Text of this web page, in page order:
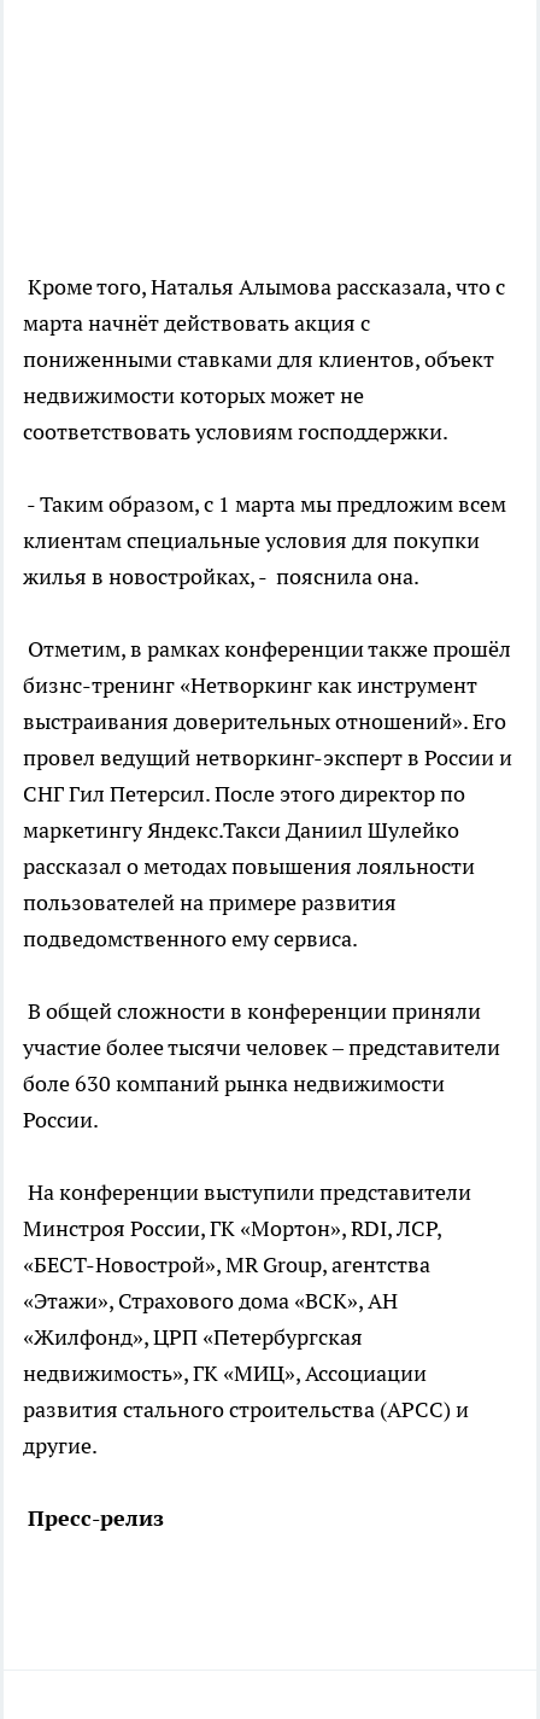
Кроме того, Наталья Алымова рассказала, что с
марта начнёт действовать акция с
пониженными ставками для клиентов, объект
недвижимости которых может не
соответствовать условиям господдержки.
- Таким образом, с 1 марта мы предложим всем
клиентам специальные условия для покупки
жилья в новостройках, - пояснила она.
Отметим, в рамках конференции также прошёл
бизнс-тренинг «Нетворкинг как инструмент
выстраивания доверительных отношений». Его
провел ведущий нетворкинг-эксперт в России и
СНГ Гил Петерсил. После этого директор по
маркетингу Яндекс.Такси Даниил Шулейко
рассказал о методах повышения лояльности
пользователей на примере развития
подведомственного ему сервиса.
В общей сложности в конференции приняли
участие более тысячи человек – представители
боле 630 компаний рынка недвижимости
России.
На конференции выступили представители
Минстроя России, ГК «Мортон», RDI, ЛСР,
«БЕСТ-Новострой», MR Group, агентства
«Этажи», Страхового дома «ВСК», АН
«Жилфонд», ЦРП «Петербургская
недвижимость», ГК «МИЦ», Ассоциации
развития стального строительства (АРСС) и
другие.
Пресс-релиз